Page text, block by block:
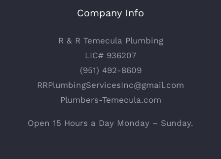
Company Info
R & R Temecula Plumbing
LIC# 936207
(951) 492-8609
RRPlumbingServicesInc@gmail.com
Plumbers-Temecula.com
Open 15 Hours a Day Monday – Sunday.